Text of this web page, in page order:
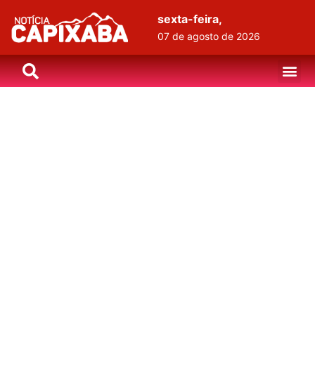
sexta-feira,
07 de agosto de 2026